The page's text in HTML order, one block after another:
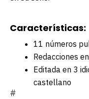
Características:
11 números
Redacciones
Editada en 3
castellano
#